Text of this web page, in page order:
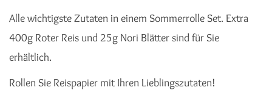
Alle wichtigste Zutaten in einem Sommerrolle Set. Extra
400g Roter Reis und 25g Nori Blätter sind für Sie
erhältlich.
Rollen Sie Reispapier mit Ihren Lieblingszutaten!